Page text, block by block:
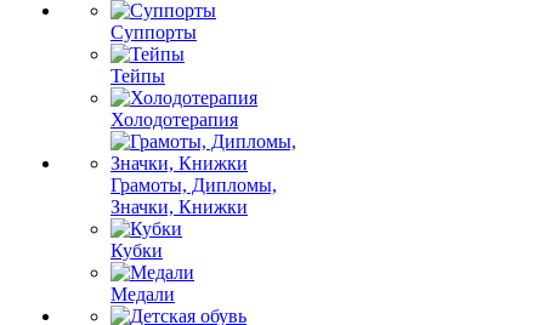
Суппорты
Тейпы
Холодотерапия
Грамоты, Дипломы,
Значки, Книжки
Кубки
Медали